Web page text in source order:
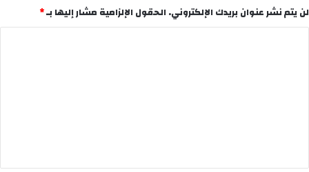
لن يتم نشر عنوان بريدك الإلكتروني. الحقول الإلزامية مشار إليها بـ*